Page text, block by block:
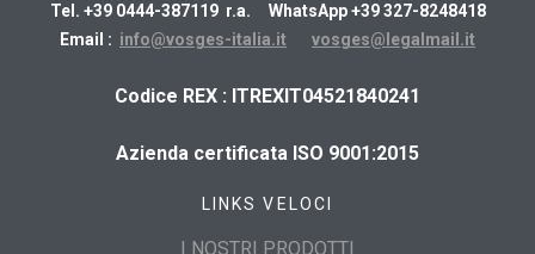
Tel. +39 0444-387119 r.a. WhatsApp +39 327-8248418
Email : info@vosges-italia.it vosges@legalmail.it
​Codice REX : ITREXIT04521840241
Azienda certificata ISO 9001:2015
LINKS VELOCI
I NOSTRI PRODOTTI